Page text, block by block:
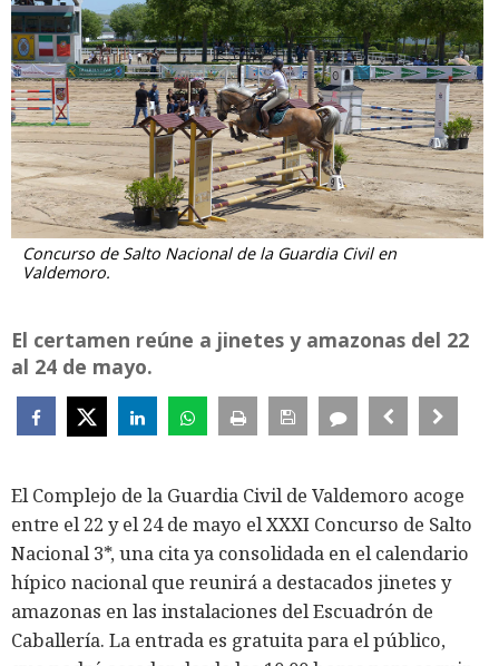
Concurso de Salto Nacional de la Guardia Civil en
Valdemoro.
El certamen reúne a jinetes y amazonas del 22
al 24 de mayo.
El Complejo de la Guardia Civil de Valdemoro acoge
entre el 22 y el 24 de mayo el XXXI Concurso de Salto
Nacional 3*, una cita ya consolidada en el calendario
hípico nacional que reunirá a destacados jinetes y
amazonas en las instalaciones del Escuadrón de
Caballería. La entrada es gratuita para el público,